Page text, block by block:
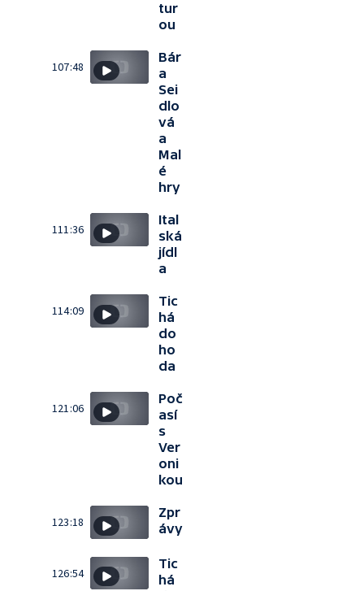
tur
ou
107:48
Bár
a
Sei
dlo
vá
a
Mal
é
hry
111:36
Ital
ská
jídl
a
114:09
Tic
há
do
ho
da
121:06
Poč
así
s
Ver
oni
kou
123:18
Zpr
ávy
126:54
Tic
há